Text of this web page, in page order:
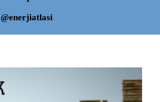
@enerjiatlasi